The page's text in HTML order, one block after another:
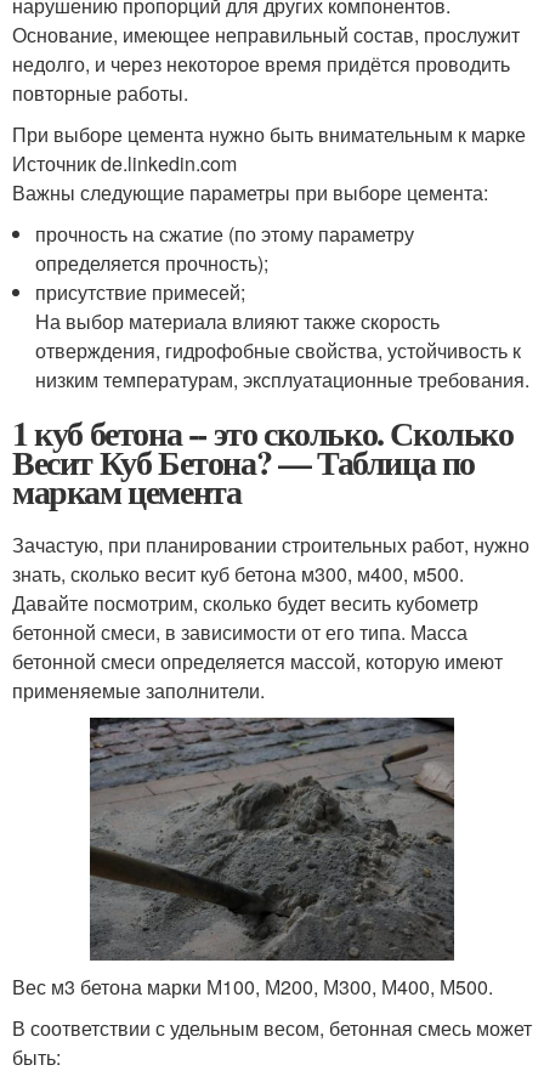
Основание, имеющее неправильный состав, прослужит
недолго, и через некоторое время придётся проводить
повторные работы.
При выборе цемента нужно быть внимательным к марке
Источник de.linkedin.com
Важны следующие параметры при выборе цемента:
прочность на сжатие (по этому параметру
определяется прочность);
присутствие примесей;
На выбор материала влияют также скорость
отверждения, гидрофобные свойства, устойчивость к
низким температурам, эксплуатационные требования.
1 куб бетона -- это сколько. Сколько
Весит Куб Бетона? — Таблица по
маркам цемента
Зачастую, при планировании строительных работ, нужно
знать, сколько весит куб бетона м300, м400, м500.
Давайте посмотрим, сколько будет весить кубометр
бетонной смеси, в зависимости от его типа. Масса
бетонной смеси определяется массой, которую имеют
применяемые заполнители.
Вес м3 бетона марки М100, М200, М300, М400, М500.
В соответствии с удельным весом, бетонная смесь может
быть: